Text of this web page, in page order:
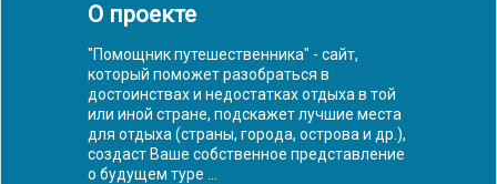
О проекте
"Помощник путешественника" - сайт,
который поможет разобраться в
достоинствах и недостатках отдыха в той
или иной стране, подскажет лучшие места
для отдыха (страны, города, острова и др.),
создаст Ваше собственное представление
о будущем туре ...